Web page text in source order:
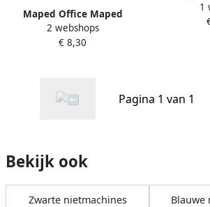
Maped Office Maped
nietmachine Advanced
Metal Full Strip
2 webshops
€ 8,30
niettang
24 26 6
1
Pagina 1 van 1
Bekijk ook
Zwarte nietmachines Blauwe